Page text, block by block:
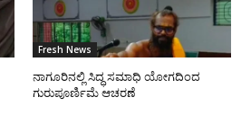
Fresh News
ನಾಗೂರಿನಲ್ಲಿ ಸಿದ್ಧ ಸಮಾಧಿ ಯೋಗದಿಂದ
ಗುರುಪೂರ್ಣಿಮೆ ಆಚರಣೆ